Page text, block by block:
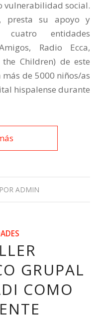
vulnerabilidad social.
presta su apoyo y
entidades
Radio Ecca,
the Children) de este
de 5000 niños/as
hispalense durante
POR ADMIN
GRUPAL
COMO